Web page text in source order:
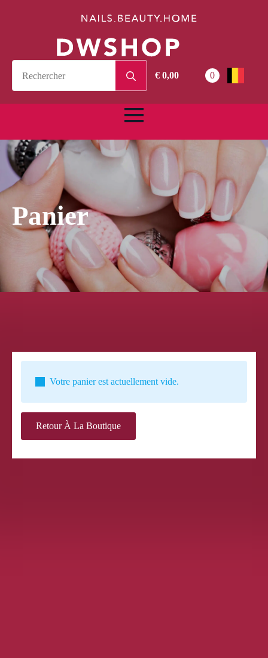
for:€0,00 0
Panier
Votre panier est actuellement vide.
Retour À La Boutique